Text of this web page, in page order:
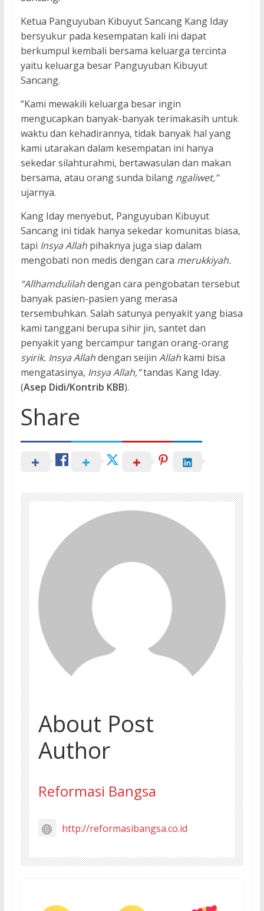
Ketua Panguyuban Kibuyut Sancang Kang Iday
bersyukur pada kesempatan kali ini dapat
berkumpul kembali bersama keluarga tercinta
yaitu keluarga besar Panguyuban Kibuyut
Sancang.
“Kami mewakili keluarga besar ingin
mengucapkan banyak-banyak terimakasih untuk
waktu dan kehadirannya, tidak banyak hal yang
kami utarakan dalam kesempatan ini hanya
sekedar silahturahmi, bertawasulan dan makan
bersama, atau orang sunda bilang ngaliwet,”
ujarnya.
Kang Iday menyebut, Panguyuban Kibuyut
Sancang ini tidak hanya sekedar komunitas biasa,
tapi Insya Allahpihaknya juga siap dalam
mengobati non medis dengan cara merukkiyah.
“Allhamdulilahdengan cara pengobatan tersebut
banyak pasien-pasien yang merasa
tersembuhkan. Salah satunya penyakit yang biasa
kami tanggani berupa sihir jin, santet dan
penyakit yang bercampur tangan orang-orang
syirik. Insya Allahdengan seijin Allahkami bisa
mengatasinya, Insya Allah,”tandas Kang Iday.
(Asep Didi/Kontrib KBB).
Share
About Post
Author
Reformasi Bangsa
http://reformasibangsa.co.id